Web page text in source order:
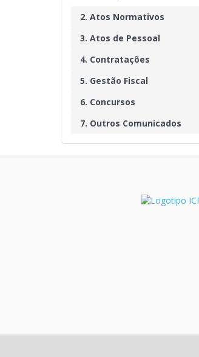
2. Atos Normativos
3. Atos de Pessoal
4. Contratações
5. Gestão Fiscal
6. Concursos
7. Outros Comunicados